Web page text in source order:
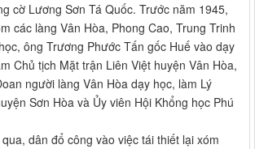
cờ Lương Sơn Tá Quốc. Trước năm 1945,
các làng Vân Hòa, Phong Cao, Trung Trinh
ông Trương Phước Tấn gốc Huế vào dạy
Chủ tịch Mặt trận Liên Việt huyện Vân Hòa,
người làng Vân Hòa dạy học, làm Lý
Sơn Hòa và Ủy viên Hội Khổng học Phú
dân đổ công vào việc tái thiết lại xóm